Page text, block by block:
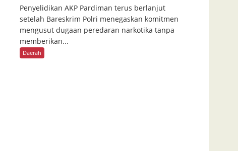
Penyelidikan AKP Pardiman terus berlanjut
setelah Bareskrim Polri menegaskan komitmen
mengusut dugaan peredaran narkotika tanpa
memberikan...
Daerah